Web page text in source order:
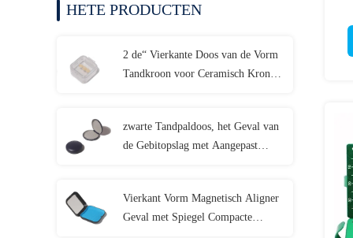
HETE PRODUCTEN
2 de“ Vierkante Doos van de Vorm
Tandkroon voor Ceramisch Kronen
zwarte Tandpaldoos, het Geval van
de Gebitopslag met Aangepast
Vierkant Vorm Magnetisch Aligner
Geval met Spiegel Compacte